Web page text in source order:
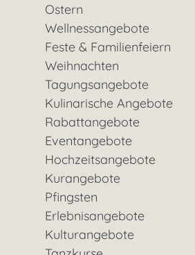
Ostern
Wellnessangebote
Feste & Familienfeiern
Weihnachten
Tagungsangebote
Kulinarische Angebote
Rabattangebote
Eventangebote
Hochzeitsangebote
Kurangebote
Pfingsten
Erlebnisangebote
Kulturangebote